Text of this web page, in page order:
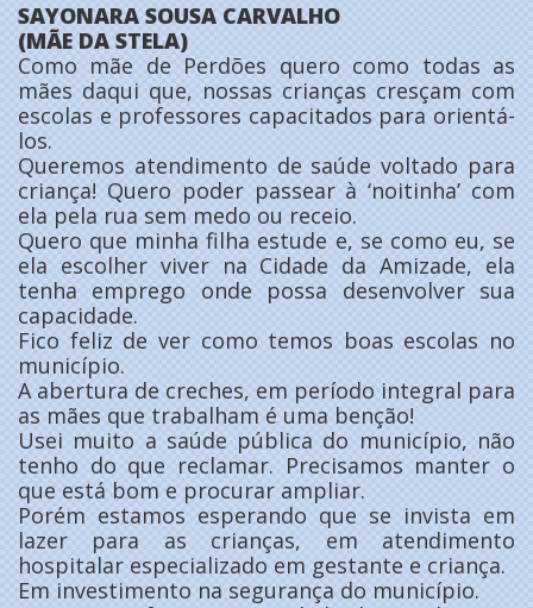
SAYONARA SOUSA CARVALHO
(MÃE DA STELA)
Como mãe de Perdões quero como todas as
mães daqui que, nossas crianças cresçam com
escolas e professores capacitados para orientá-
los.
Queremos atendimento de saúde voltado para
criança! Quero poder passear à ‘noitinha’ com
ela pela rua sem medo ou receio.
Quero que minha filha estude e, se como eu, se
ela escolher viver na Cidade da Amizade, ela
tenha emprego onde possa desenvolver sua
capacidade.
Fico feliz de ver como temos boas escolas no
município.
A abertura de creches, em período integral para
as mães que trabalham é uma benção!
Usei muito a saúde pública do município, não
tenho do que reclamar. Precisamos manter o
que está bom e procurar ampliar.
Porém estamos esperando que se invista em
lazer para as crianças, em atendimento
hospitalar especializado em gestante e criança.
Em investimento na segurança do município.